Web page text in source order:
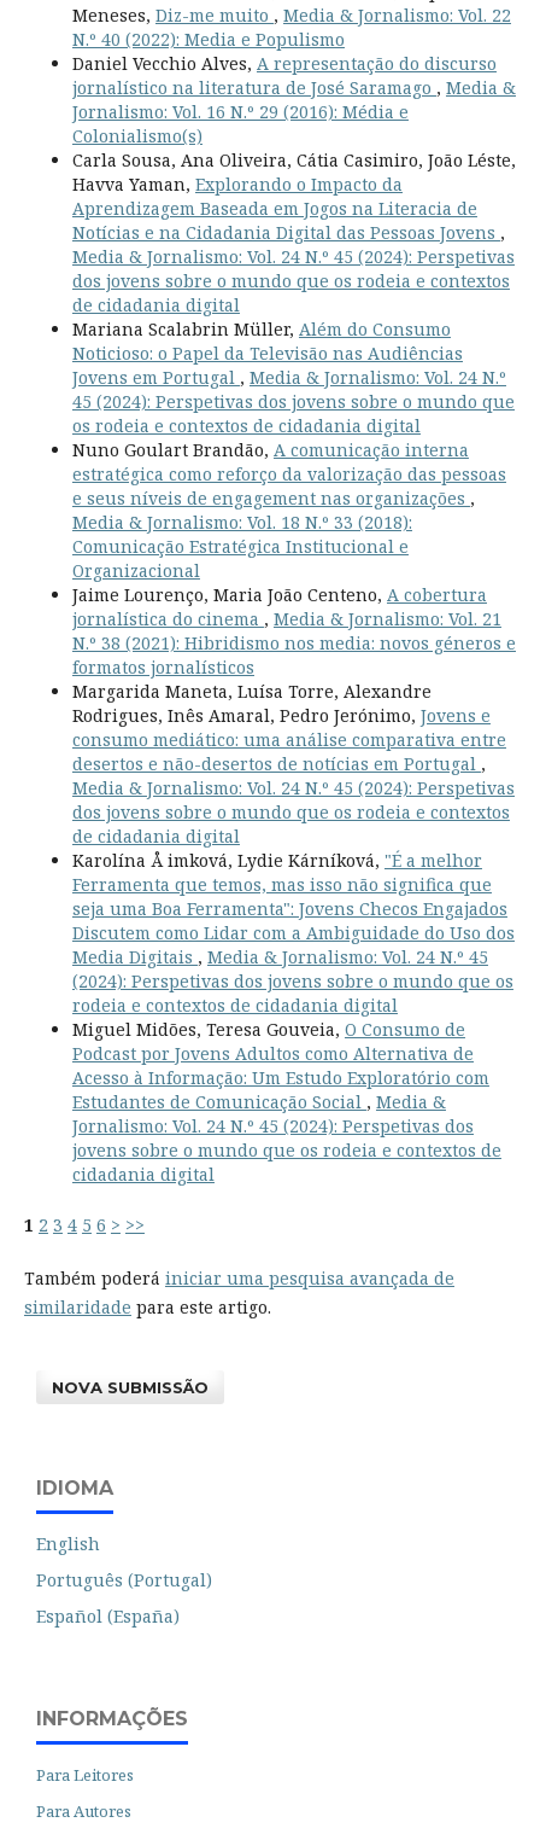
Meneses, Diz-me muito , Media & Jornalismo: Vol. 22
N.º 40 (2022): Media e Populismo
Daniel Vecchio Alves, A representação do discurso
jornalístico na literatura de José Saramago , Media &
Jornalismo: Vol. 16 N.º 29 (2016): Média e
Colonialismo(s)
Carla Sousa, Ana Oliveira, Cátia Casimiro, João Léste,
Havva Yaman, Explorando o Impacto da
Aprendizagem Baseada em Jogos na Literacia de
Notícias e na Cidadania Digital das Pessoas Jovens ,
Media & Jornalismo: Vol. 24 N.º 45 (2024): Perspetivas
dos jovens sobre o mundo que os rodeia e contextos
de cidadania digital
Mariana Scalabrin Müller, Além do Consumo
Noticioso: o Papel da Televisão nas Audiências
Jovens em Portugal , Media & Jornalismo: Vol. 24 N.º
45 (2024): Perspetivas dos jovens sobre o mundo que
os rodeia e contextos de cidadania digital
Nuno Goulart Brandão, A comunicação interna
estratégica como reforço da valorização das pessoas
e seus níveis de engagement nas organizações ,
Media & Jornalismo: Vol. 18 N.º 33 (2018):
Comunicação Estratégica Institucional e
Organizacional
Jaime Lourenço, Maria João Centeno, A cobertura
jornalística do cinema , Media & Jornalismo: Vol. 21
N.º 38 (2021): Hibridismo nos media: novos géneros e
formatos jornalísticos
Margarida Maneta, Luísa Torre, Alexandre
Rodrigues, Inês Amaral, Pedro Jerónimo, Jovens e
consumo mediático: uma análise comparativa entre
desertos e não-desertos de notícias em Portugal ,
Media & Jornalismo: Vol. 24 N.º 45 (2024): Perspetivas
dos jovens sobre o mundo que os rodeia e contextos
de cidadania digital
Karolína Å imková, Lydie Kárníková, "É a melhor
Ferramenta que temos, mas isso não significa que
seja uma Boa Ferramenta": Jovens Checos Engajados
Discutem como Lidar com a Ambiguidade do Uso dos
Media Digitais , Media & Jornalismo: Vol. 24 N.º 45
(2024): Perspetivas dos jovens sobre o mundo que os
rodeia e contextos de cidadania digital
Miguel Midões, Teresa Gouveia, O Consumo de
Podcast por Jovens Adultos como Alternativa de
Acesso à Informação: Um Estudo Exploratório com
Estudantes de Comunicação Social , Media &
Jornalismo: Vol. 24 N.º 45 (2024): Perspetivas dos
jovens sobre o mundo que os rodeia e contextos de
cidadania digital
1 2 3 4 5 6 > >>
Também poderá iniciar uma pesquisa avançada de
similaridade para este artigo.
NOVA SUBMISSÃO
IDIOMA
English
Português (Portugal)
Español (España)
INFORMAÇÕES
Para Leitores
Para Autores